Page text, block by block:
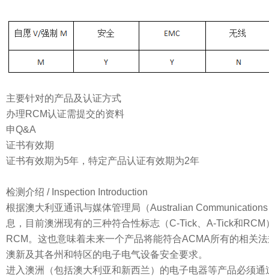
主要针对的产品及认证方式
办理RCM认证需提交的资料
申Q&A
证书有效期
证书有效期为5年，特定产品认证有效期为2年
检测介绍 / Inspection Introduction
根据澳大利亚通讯与媒体管理局（Australian
息，目前澳洲现有的三种符合性标志（C-Tick、A-Tick和
RCM。这也意味着未来一个产品将能符合ACMA所有的相关
澳新及其各州和特区的电子电气设备安全要求。
进入澳洲（包括澳大利亚和新西兰）的电子电器等产品必须